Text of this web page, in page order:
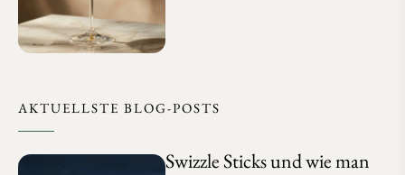
AKTUELLSTE BLOG-POSTS
Swizzle Sticks und wie man